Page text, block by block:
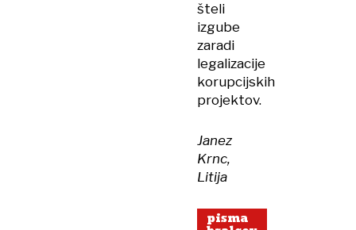
šteli
izgube
zaradi
legalizacije
korupcijskih
projektov.
Janez
Krnc,
Litija
pisma